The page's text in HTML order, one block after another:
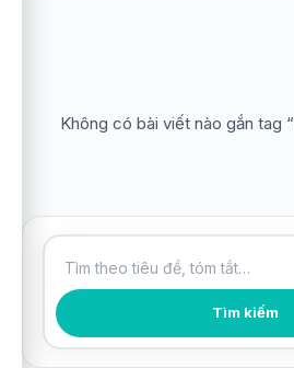
Không có bài viết nào gắn tag “
Tìm kiếm bài viết Tìm kiếm